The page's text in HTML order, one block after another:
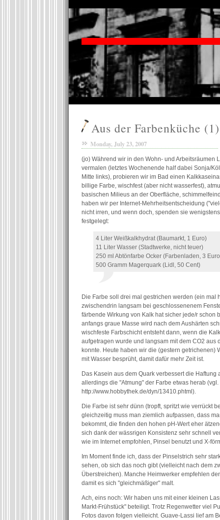
Aus der Farbenküche (1)
Monday, July 23, 2007
(jo) Während wir in den Wohn- und Arbeitsräumen
vermalen (letztes Wochenende half dabei Sonja/
Mitte links), probieren wir im Bad einen
billige Farbe, wischfest (aber nicht wasserfest),
basischen Milieus an der Oberfläche,
haben wir per Internet-Mehrheitsentscheidung
nicht irren, und wenn doch, spenden sie
festgelegt:
4 Liter Weißkalkhydrat (Baumarkt, 1 Euro)
11 Liter Wasser (Stadtwerke, nicht teuer)
250 ml Abtönfarbe Ocker (Farbenladen, 3
500 Gramm Magerquark (Lidl, 50 Cent)
Die Farbe soll drei mal gestrichen werden (ein mal
zwischendrin langsam bei geschlossenenem
färbende Wirkung von Kalk hat sicher jede/r schon
anfangs graue Masse wird nach dem Aushärten
wischfeste Farbschicht entsteht dann, wenn die
aufgetragen wurde und langsam mit dem CO2 aus
konnte. Heute haben wir die (gestern getrichenen)
mit Wasser besprüht, damit dafür mehr Zeit ist.
Das Kasein aus dem Quark verbessert die Haftung
allerdings die "Atmung" der Farbe etwas herab (vgl.
http://www.hobbythek.de/dyn/13410.phtml).
Die Farbe ist sehr dünn (tropft, spritzt wie verrückt
gleichzeitig muss man ziemlich aufpassen, dass
bekommt, die finden den hohen pH-Wert eher
sich dank der wässrigen Konsistenz sehr schnell
wie im Internet empfohlen, Pinsel benutzt und X-
Im Moment finde ich, dass der Pinselstrich sehr
sehen, ob sich das noch gibt (vielleicht nach dem
Überstreichen). Manche Heimwerker empfehlen
damit es sich "gleichmäßiger" malt.
Ach, eins noch: Wir haben uns mit einer kleinen
Markt-Frühstück" beteiligt. Trotz Regenwetter viel
Fotos davon folgen vielleicht. Guave-Lassi lief am